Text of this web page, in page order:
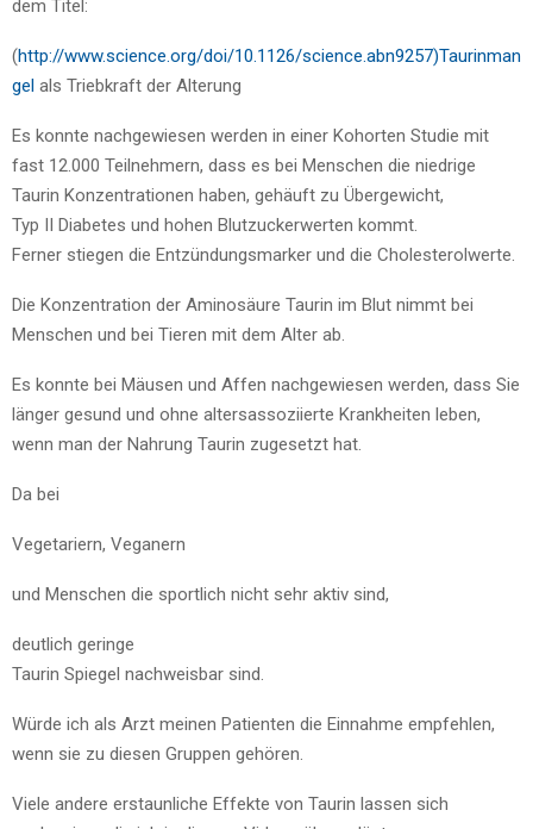
dem Titel:
(http://www.science.org/doi/10.1126/science.abn9257)Taurinman
gel als Triebkraft der Alterung
Es konnte nachgewiesen werden in einer Kohorten Studie mit
fast 12.000 Teilnehmern, dass es bei Menschen die niedrige
Taurin Konzentrationen haben, gehäuft zu Übergewicht,
Typ II Diabetes und hohen Blutzuckerwerten kommt.
Ferner stiegen die Entzündungsmarker und die Cholesterolwerte.
Die Konzentration der Aminosäure Taurin im Blut nimmt bei
Menschen und bei Tieren mit dem Alter ab.
Es konnte bei Mäusen und Affen nachgewiesen werden, dass Sie
länger gesund und ohne altersassoziierte Krankheiten leben,
wenn man der Nahrung Taurin zugesetzt hat.
Da bei
Vegetariern, Veganern
und Menschen die sportlich nicht sehr aktiv sind,
deutlich geringe
Taurin Spiegel nachweisbar sind.
Würde ich als Arzt meinen Patienten die Einnahme empfehlen,
wenn sie zu diesen Gruppen gehören.
Viele andere erstaunliche Effekte von Taurin lassen sich